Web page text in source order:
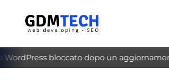
bloccato dopo un
‹